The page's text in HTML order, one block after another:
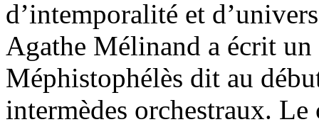
d’intemporalité et
Agathe Mélinand a écrit
Méphistophélès dit au
intermèdes orchestraux.